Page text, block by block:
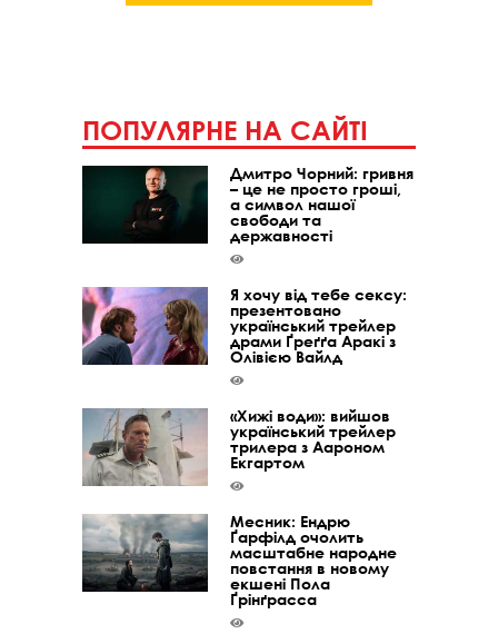
ПОПУЛЯРНЕ НА САЙТІ
Дмитро Чорний: гривня
– це не просто гроші,
а символ нашої
свободи та
державності
Я хочу від тебе сексу:
презентовано
український трейлер
драми Ґреґґа Аракі з
Олівією Вайлд
«Хижі води»: вийшов
український трейлер
трилера з Аароном
Екгартом
Месник: Ендрю
Ґарфілд очолить
масштабне народне
повстання в новому
екшені Пола
Ґрінґрасса